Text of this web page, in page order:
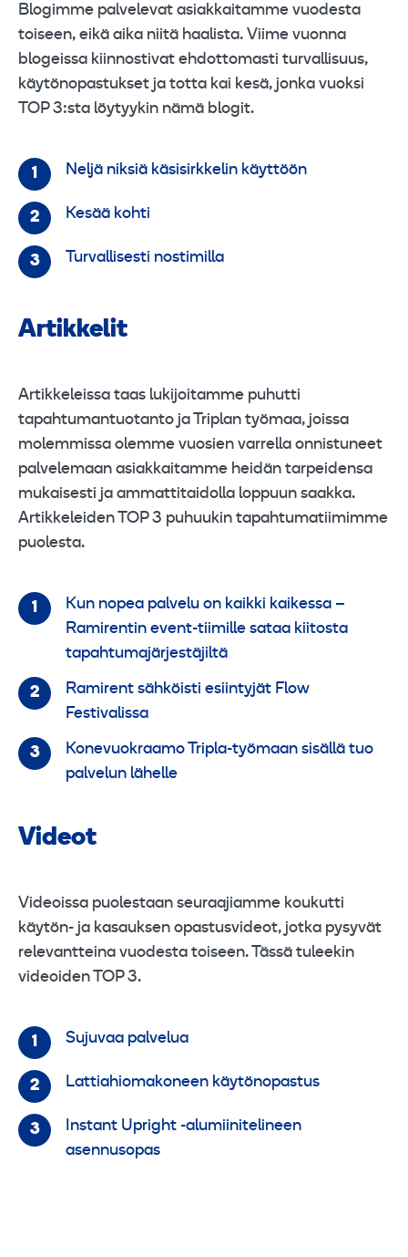
Blogimme palvelevat asiakkaitamme vuodesta
toiseen, eikä aika niitä haalista. Viime vuonna
blogeissa kiinnostivat ehdottomasti turvallisuus,
käytönopastukset ja totta kai kesä, jonka vuoksi
TOP 3:sta löytyykin nämä blogit.
Neljä niksiä käsisirkkelin käyttöön
Kesää kohti
Turvallisesti nostimilla
Artikkelit
Artikkeleissa taas lukijoitamme puhutti
tapahtumantuotanto ja Triplan työmaa, joissa
molemmissa olemme vuosien varrella onnistuneet
palvelemaan asiakkaitamme heidän tarpeidensa
mukaisesti ja ammattitaidolla loppuun saakka.
Artikkeleiden TOP 3 puhuukin tapahtumatiimimme
puolesta.
Kun nopea palvelu on kaikki kaikessa –
Ramirentin event-tiimille sataa kiitosta
tapahtumajärjestäjiltä
Ramirent sähköisti esiintyjät Flow
Festivalissa
Konevuokraamo Tripla-työmaan sisällä tuo
palvelun lähelle
Videot
Videoissa puolestaan seuraajiamme koukutti
käytön- ja kasauksen opastusvideot, jotka pysyvät
relevantteina vuodesta toiseen. Tässä tuleekin
videoiden TOP 3.
Sujuvaa palvelua
Lattiahiomakoneen käytönopastus
Instant Upright -alumiinitelineen
asennusopas